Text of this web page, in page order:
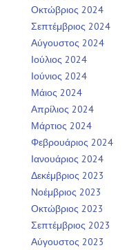
Οκτώβριος 2024
Σεπτέμβριος 2024
Αύγουστος 2024
Ιούλιος 2024
Ιούνιος 2024
Μάιος 2024
Απρίλιος 2024
Μάρτιος 2024
Φεβρουάριος 2024
Ιανουάριος 2024
Δεκέμβριος 2023
Νοέμβριος 2023
Οκτώβριος 2023
Σεπτέμβριος 2023
Αύγουστος 2023